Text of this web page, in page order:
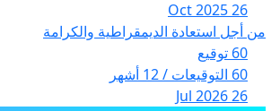
26 Oct 2025
من أجل استعادة الديمقراطية والكرامة
60 توقيع
60 التوقيعات / 12 أشهر
26 Jul 2026